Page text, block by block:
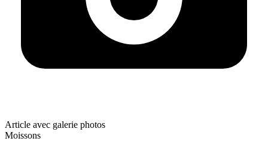
Article avec galerie photos
Moissons